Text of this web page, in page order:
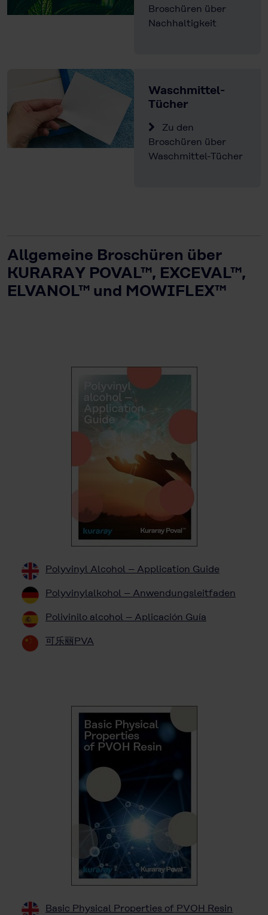
Broschüren über
Nachhaltigkeit
Waschmittel-
Tücher
Zu den
Broschüren über
Waschmittel-Tücher
Allgemeine Broschüren über
KURARAY POVAL™, EXCEVAL™,
ELVANOL™ und MOWIFLEX™
Polyvinyl Alcohol – Application Guide
Polyvinylalkohol – Anwendungsleitfaden
Polivinilo alcohol – Aplicación Guía
可乐丽PVA
Basic Physical Properties of PVOH Resin